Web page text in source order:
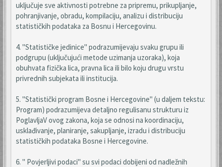
uključuje sve aktivnosti potrebne za pripremu, prikupljanje,
pohranjivanje, obradu, kompilaciju, analizu i distribuciju
statističkih podataka za Bosnu i Hercegovinu.
4. "Statističke jedinice" podrazumijevaju svaku grupu ili
podgrupu (uključujući metode uzimanja uzoraka), koja
obuhvata fizička lica, pravna lica ili bilo koju drugu vrstu
privrednih subjekata ili institucija.
5. "Statistički program Bosne i Hercegovine" (u daljem tekstu:
Program) podrazumijeva detaljno regulisanu strukturu iz
PoglavljaV ovog zakona, koja se odnosi na koordinaciju,
usklađivanje, planiranje, sakupljanje, izradu i distribuciju
statističkih podataka Bosne i Hercegovine.
6. " Povjerljivi podaci" su svi podaci dobijeni od nadležnih